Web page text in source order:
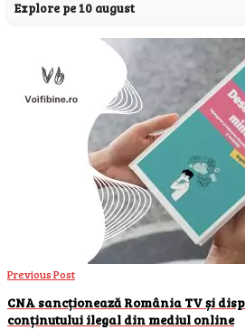
Explore pe 10 august
Previous Post
CNA sancționează România TV și
conținutului ilegal din mediul online